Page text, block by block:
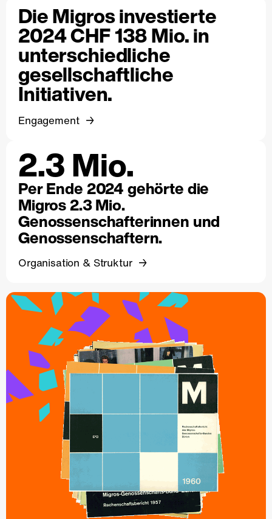
Die Migros investierte
2024 CHF 138 Mio. in
unterschiedliche
gesellschaftliche
Initiativen.
Engagement
2.3 Mio.
Per Ende 2024 gehörte die
Migros 2.3 Mio.
Genossenschafterinnen und
Genossenschaftern.
Organisation & Struktur